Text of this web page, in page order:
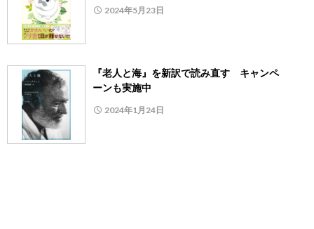
2024年5月23日
『老人と海』を新訳で読み直す キャンペ
ーンも実施中
2024年1月24日